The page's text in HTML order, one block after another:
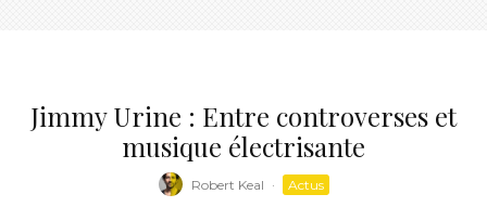
Jimmy Urine : Entre controverses et
musique électrisante
Robert Keal · Actus